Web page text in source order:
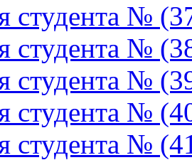
студента №
студента №
студента №
студента №
студента №